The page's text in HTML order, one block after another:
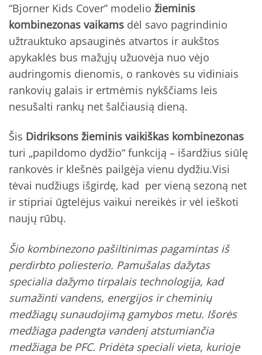
“Bjorner Kids Cover” modelio žieminis
kombinezonas vaikams dėl savo pagrindinio
užtrauktuko apsauginės atvartos ir aukštos
apykaklės bus mažųjų užuovėja nuo vėjo
audringomis dienomis, o rankovės su vidiniais
rankovių galais ir ertmėmis nykščiams leis
nesušalti rankų net šalčiausią dieną.
Šis Didriksons žieminis vaikiškas kombinezonas
turi „papildomo dydžio“ funkciją – išardžius siūlę
rankovės ir klešnės pailgėja vienu dydžiu.Visi
tėvai nudžiugs išgirdę, kad per vieną sezoną net
ir stipriai ūgtelėjus vaikui nereikės ir vėl ieškoti
naujų rūbų.
Šio kombinezono pašiltinimas pagamintas iš
perdirbto poliesterio. Pamušalas dažytas
specialia dažymo tirpalais technologija, kad
sumažinti vandens, energijos ir cheminių
medžiagų sunaudojimą gamybos metu. Išorės
medžiaga padengta vandenį atstumiančia
medžiaga be PFC. Pridėta speciali vieta, kurioje